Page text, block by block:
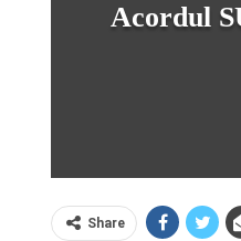
Acordul
Share